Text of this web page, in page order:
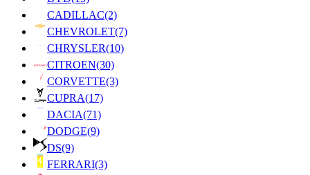
CADILLAC(2)
CHEVROLET(7)
CHRYSLER(10)
CITROEN(30)
CORVETTE(3)
CUPRA(17)
DACIA(71)
DODGE(9)
DS(9)
FERRARI(3)